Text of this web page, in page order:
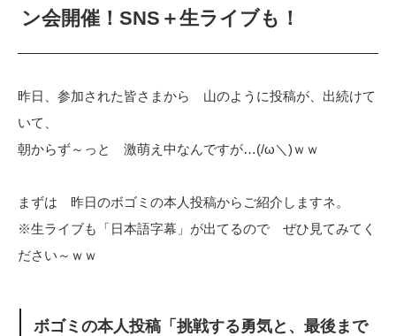
ン会開催！SNS＋生ライブも！
昨日、参加された皆さまから 山のように投稿が、出続けて
いて、
朝からず～っと 激萌え中なんですが…(/ω＼)ｗｗ
まずは 昨日のボゴミの本人投稿からご紹介しますネ。
※生ライブも「日本語字幕」が出てるので ぜひ見てみてく
ださい～ｗｗ
ボゴミの本人投稿「挑戦する勇気と、最後まで